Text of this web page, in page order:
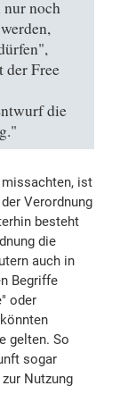
nur noch
der Free
die
ist
Verordnung
besteht
die
auch in
Begriffe
oder
gelten. So
sogar
Nutzung